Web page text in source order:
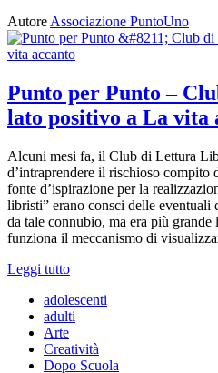
Autore Associazione PuntoUno
Punto per Punto –
lato positivo a La vita
Alcuni mesi fa, il Club di Lettura
d’intraprendere il rischioso compito
fonte d’ispirazione per la
libristi” erano consci delle eventuali
da tale connubio, ma era più
funziona il meccanismo di
Leggi tutto
adolescenti
adulti
Arte
Creatività
Dopo Scuola